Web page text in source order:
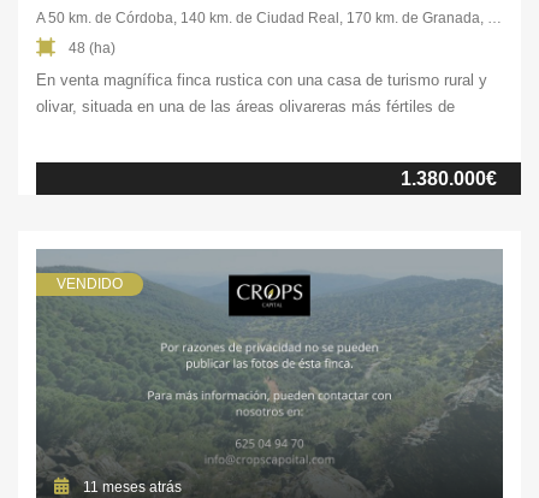
A 50 km. de Córdoba, 140 km. de Ciudad Real, 170 km. de Granada, 190 km. de Sevilla, 200 km. de Málaga
48 (ha)
En venta magnífica finca rustica con una casa de turismo rural y
olivar, situada en una de las áreas olivareras más fértiles de
aeropuertos. La propiedad cuenta con una casa-molino de aceite
señorial de 700 m² completamente renovada y equipada, ideal para
1.380.000€
VENDIDO
11 meses atrás